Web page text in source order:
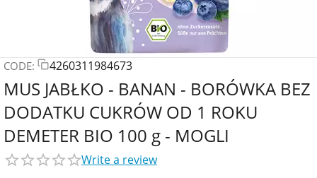
CODE: 4260311984673
MUS JABŁKO - BANAN - BORÓWKA BEZ
DODATKU CUKRÓW OD 1 ROKU
DEMETER BIO 100 g - MOGLI
Write a review